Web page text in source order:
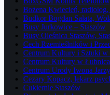
Bożena Kwiecień, radiolog,
Budkor Bogdan Sałata,
Busy Jurkowice – Staszów
Busy Oleśnica Staszów,
Cech Rzemieślników i
Centrum Kultury i Sztuki w
Centrum Kultury w
Centrum Urody Iwona
Cezary Kopacz, lekarz
Cukiernie Staszów